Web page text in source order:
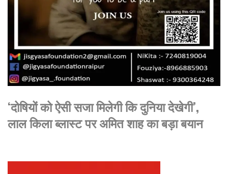
‘दोषियों को ऐसी सजा मिलेगी कि दुनिया देखेगी’,
लाल किला ब्लास्ट पर अमित शाह का बड़ा बयान